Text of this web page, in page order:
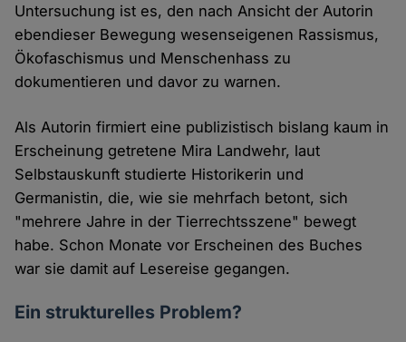
Untersuchung ist es, den nach Ansicht der Autorin
ebendieser Bewegung wesenseigenen Rassismus,
Ökofaschismus und Menschenhass zu
dokumentieren und davor zu warnen.
Als Autorin firmiert eine publizistisch bislang kaum in
Erscheinung getretene Mira Landwehr, laut
Selbstauskunft studierte Historikerin und
Germanistin, die, wie sie mehrfach betont, sich
"mehrere Jahre in der Tierrechtsszene" bewegt
habe. Schon Monate vor Erscheinen des Buches
war sie damit auf Lesereise gegangen.
Ein strukturelles Problem?